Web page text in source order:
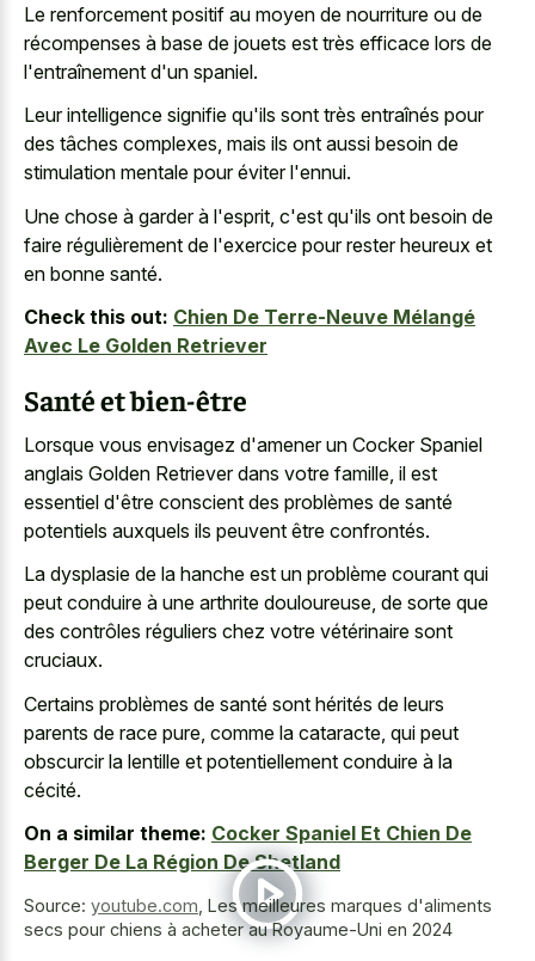
Le renforcement positif au moyen de nourriture ou de
récompenses à base de jouets est très efficace lors de
l'entraînement d'un spaniel.
Leur intelligence signifie qu'ils sont très entraînés pour
des tâches complexes, mais ils ont aussi besoin de
stimulation mentale pour éviter l'ennui.
Une chose à garder à l'esprit, c'est qu'ils ont besoin de
faire régulièrement de l'exercice pour rester heureux et
en bonne santé.
Check this out: Chien De Terre-Neuve Mélangé
Avec Le Golden Retriever
Santé et bien-être
Lorsque vous envisagez d'amener un Cocker Spaniel
anglais Golden Retriever dans votre famille, il est
essentiel d'être conscient des problèmes de santé
potentiels auxquels ils peuvent être confrontés.
La dysplasie de la hanche est un problème courant qui
peut conduire à une arthrite douloureuse, de sorte que
des contrôles réguliers chez votre vétérinaire sont
cruciaux.
Certains problèmes de santé sont hérités de leurs
parents de race pure, comme la cataracte, qui peut
obscurcir la lentille et potentiellement conduire à la
cécité.
On a similar theme: Cocker Spaniel Et Chien De
Berger De La Région De Shetland
Source: youtube.com Les meilleures marques d'aliments
secs pour chiens à acheter au Royaume-Uni en 2024